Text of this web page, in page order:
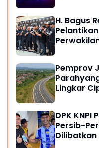
H. Bagus
Pemprov
Lingkar
DPK KNPI
Persib-
Dilibatkan